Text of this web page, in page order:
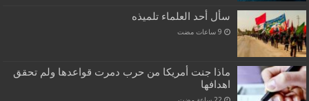
سأل أحد العلماء تلميذه
ماذا جنت أمريكا من حرب دمرت قواعدها ولم تحقق
اهدافها